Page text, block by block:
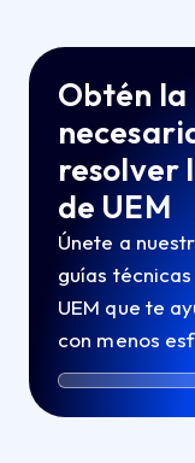
Obtén
resolver
de UEM
Únete a
guías
UEM que te
con menos